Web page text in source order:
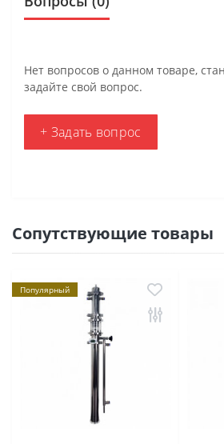
Нет вопросов о данном товаре,
задайте свой вопрос.
+ Задать вопрос
Сопутствующие товары
Популярный